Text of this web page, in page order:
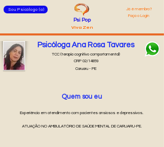
Sou Psicólogo (a)
Já é membro?
Faça o Login
Psi Pop
Viva Zen
Psicóloga Ana Rosa Tavares
CRP 02/14859
Caruaru - PE
TCC (terapia cognitivo comportamental)
Quem sou eu
Experiência em atendimento com pacientes ansiosos e depressivos.
ATUAÇÃO NO AMBULATÓRIO DE SAÚDE MENTAL DE CARUARU-PE.